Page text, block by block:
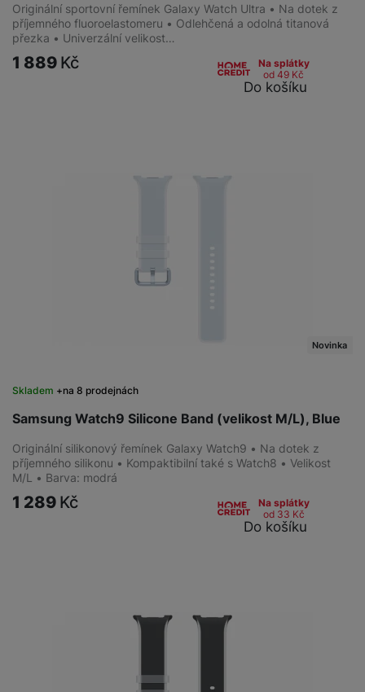
Originální sportovní řemínek Galaxy Watch Ultra • Na dotek z
příjemného fluoroelastomeru • Odlehčená a odolná titanová
přezka • Univerzální velikost…
1 889 Kč
Na splátky
od 49 Kč
Do košíku
Samsung Watch9 Silicone Band (velikost M/L), Blue
Skladem na 8 prodejnách
Novinka
Originální silikonový řemínek Galaxy Watch9 • Na dotek z
příjemného silikonu • Kompaktibilní také s Watch8 • Velikost
M/L • Barva: modrá
1 289 Kč
Na splátky
od 33 Kč
Do košíku